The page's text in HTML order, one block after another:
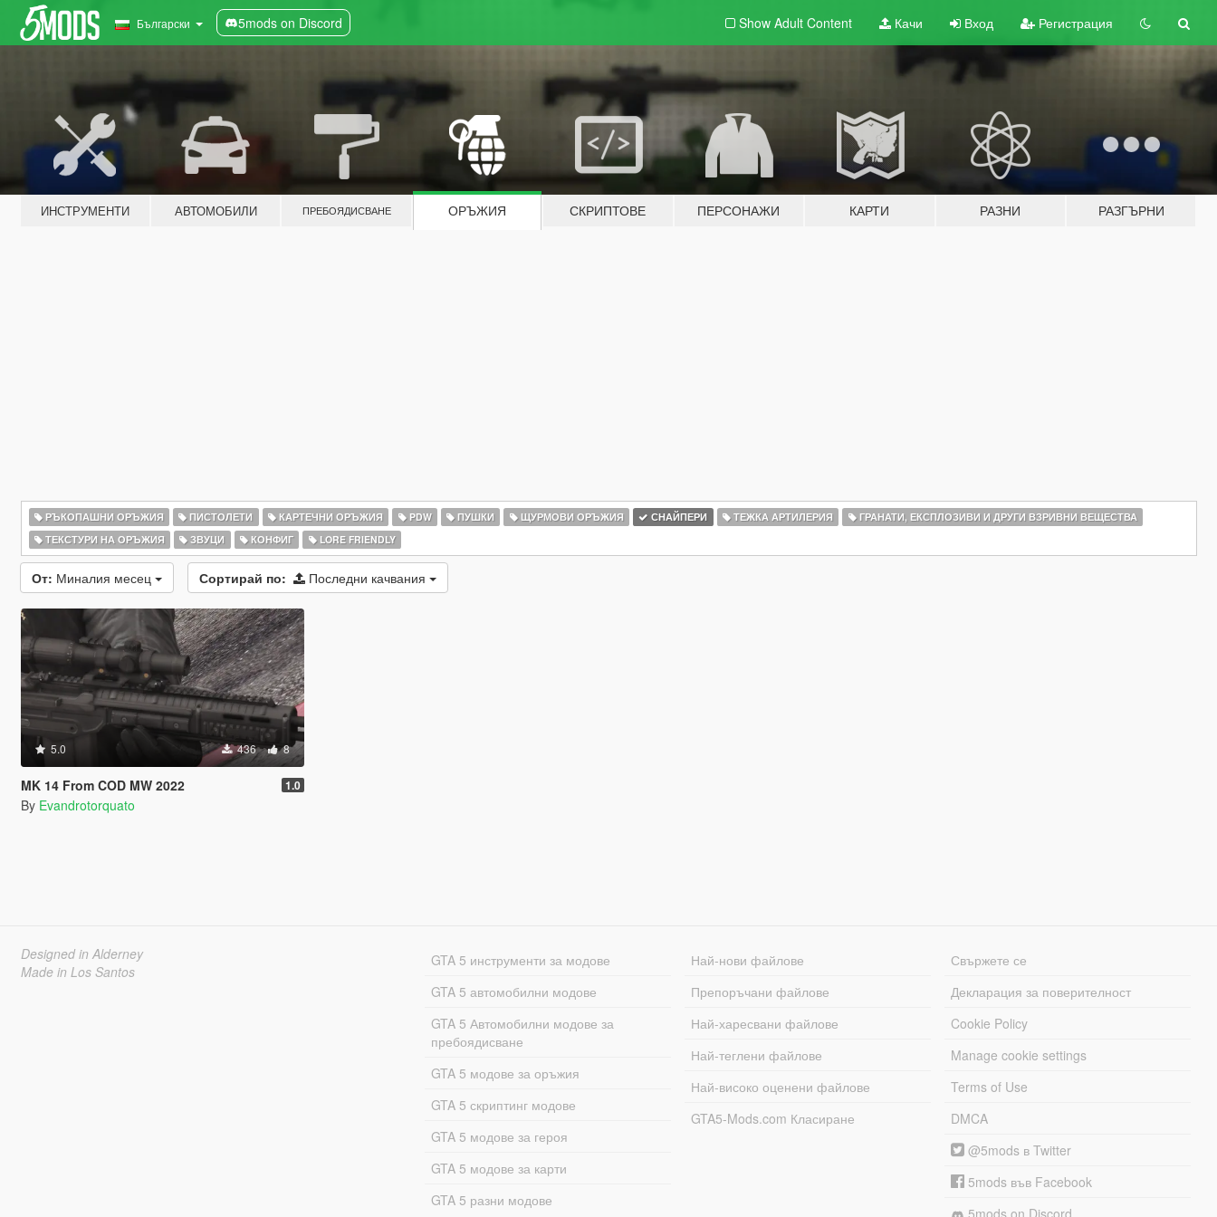
Български 5mods on Discord Show Adult Content Качи Вход Регистрация
ИНСТРУМЕНТИ АВТОМОБИЛИ ПРЕБОЯДИСВАНЕ ОРЪЖИЯ СКРИПТОВЕ ПЕРСОНАЖИ КАРТИ РАЗНИ РАЗГЪРНИ
РЪКОПАШНИ ОРЪЖИЯ ПИСТОЛЕТИ КАРТЕЧНИ ОРЪЖИЯ PDW ПУШКИ ЩУРМОВИ ОРЪЖИЯ СНАЙПЕРИ ТЕЖКА АРТИЛЕРИЯ
ГРАНАТИ, ЕКСПЛОЗИВИ И ДРУГИ ВЗРИВНИ ВЕЩЕСТВА
ТЕКСТУРИ НА ОРЪЖИЯ
ЗВУЦИ КОНФИГ LORE FRIENDLY
От: Миналия месец Сортирай по: Последни качвания
5.0 436 8
MK 14 From COD MW 2022 1.0
By Evandrotorquato
Designed in Alderney
Made in Los Santos
GTA 5 инструменти за модове
GTA 5 автомобилни модове
GTA 5 Автомобилни модове за
пребоядисване
GTA 5 модове за оръжия
GTA 5 скриптинг модове
GTA 5 модове за героя
GTA 5 модове за карти
GTA 5 разни модове
Най-нови файлове
Препоръчани файлове
Най-харесвани файлове
Най-теглени файлове
Най-високо оценени файлове
GTA5-Mods.com Класиране
Свържете се
Декларация за поверителност
Cookie Policy
Manage cookie settings
Terms of Use
DMCA
@5mods в Twitter
5mods във Facebook
5mods on Discord